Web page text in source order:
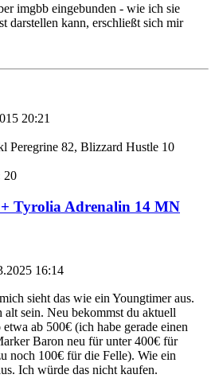
imgbb eingebunden - wie ich sie
darstellen kann, erschließt sich mir
20:21
Peregrine 82, Blizzard Hustle 10
20
Tyrolia Adrenalin 14 MN
16:14
sieht das wie ein Youngtimer aus.
sein. Neu bekommst du aktuell
ab 500€ (ich habe gerade einen
Baron neu für unter 400€ für
noch 100€ für die Felle). Wie ein
Ich würde das nicht kaufen.